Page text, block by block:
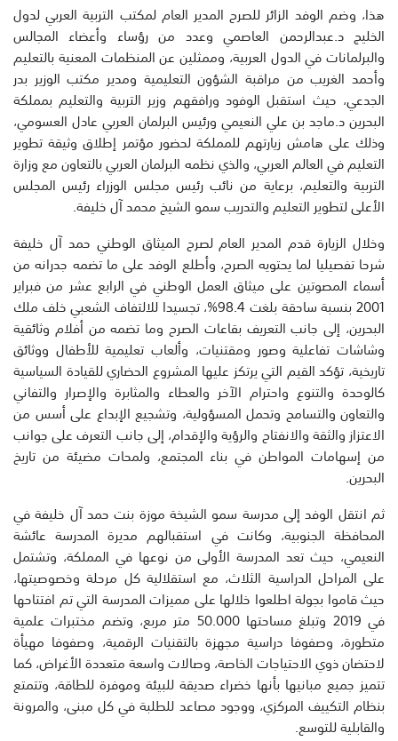
هذا، وضم الوفد الزائر للصرح المدير العام لمكتب التربية العربي لدول
الخليج د.عبدالرحمن العاصمي وعدد من رؤساء وأعضاء المجالس
والبرلمانات في الدول العربية، وممثلين عن المنظمات المعنية بالتعليم
وأحمد الغريب من مراقبة الشؤون التعليمية ومدير مكتب الوزير بدر
الجدعي، حيث استقبل الوفود ورافقهم وزير التربية والتعليم بمملكة
البحرين د.ماجد بن علي النعيمي ورئيس البرلمان العربي عادل العسومي،
وذلك على هامش زيارتهم للمملكة لحضور مؤتمر إطلاق وثيقة تطوير
التعليم في العالم العربي، والذي نظمه البرلمان العربي بالتعاون مع وزارة
التربية والتعليم، برعاية من نائب رئيس مجلس الوزراء رئيس المجلس
الأعلى لتطوير التعليم والتدريب سمو الشيخ محمد آل خليفة.
وخلال الزيارة قدم المدير العام لصرح الميثاق الوطني حمد آل خليفة
شرحا تفصيليا لما يحتويه الصرح، وأطلع الوفد على ما تضمه جدرانه من
أسماء المصوتين على ميثاق العمل الوطني في الرابع عشر من فبراير
2001 بنسبة ساحقة بلغت 98.4%، تجسيدا للالتفاف الشعبي خلف ملك
البحرين، إلى جانب التعريف بقاعات الصرح وما تضمه من أفلام وثائقية
وشاشات تفاعلية وصور ومقتنيات، وألعاب تعليمية للأطفال ووثائق
تاريخية، تؤكد القيم التي يرتكز عليها المشروع الحضاري للقيادة السياسية
كالوحدة والتنوع واحترام الآخر والعطاء والمثابرة والإصرار والتفاني
والتعاون والتسامح وتحمل المسؤولية، وتشجيع الإبداع على أسس من
الاعتزاز والثقة والانفتاح والرؤية والإقدام، إلى جانب التعرف على جوانب
من إسهامات المواطن في بناء المجتمع، ولمحات مضيئة من تاريخ
البحرين.
ثم انتقل الوفد إلى مدرسة سمو الشيخة موزة بنت حمد آل خليفة في
المحافظة الجنوبية، وكانت في استقبالهم مديرة المدرسة عائشة
النعيمي، حيث تعد المدرسة الأولى من نوعها في المملكة، وتشتمل
على المراحل الدراسية الثلاث، مع استقلالية كل مرحلة وخصوصيتها،
حيث قاموا بجولة اطلعوا خلالها على مميزات المدرسة التي تم افتتاحها
في 2019 وتبلغ مساحتها 50.000 متر مربع، وتضم مختبرات علمية
متطورة، وصفوفا دراسية مجهزة بالتقنيات الرقمية، وصفوفا مهيأة
لاحتضان ذوي الاحتياجات الخاصة، وصالات واسعة متعددة الأغراض، كما
تتميز جميع مبانيها بأنها خضراء صديقة للبيئة وموفرة للطاقة، وتتمتع
بنظام التكييف المركزي، ووجود مصاعد للطلبة في كل مبنى، والمرونة
والقابلية للتوسع.